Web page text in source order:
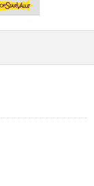
ージ表示